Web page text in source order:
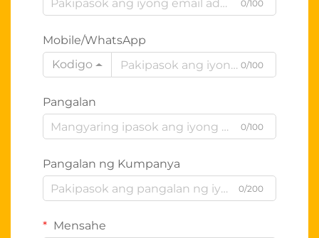
0/100
Mobile/WhatsApp
Kodigo
0/100
Pangalan
0/100
Pangalan ng Kumpanya
0/200
Mensahe